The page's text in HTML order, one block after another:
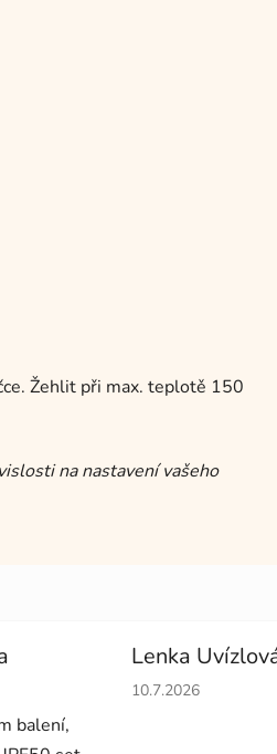
Žehlit při max. teplotě 150
na nastavení vašeho
5 hvězdiček.
balení,
Lenka
Hodnocení
10.7.2026